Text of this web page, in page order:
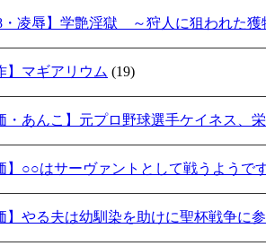
・凌辱】学艶淫獄 ～狩人に狙われた獲
】マギアリウム (19)
・あんこ】元プロ野球選手ケイネス、
】○○はサーヴァントとして戦うようで
】やる夫は幼馴染を助けに聖杯戦争に